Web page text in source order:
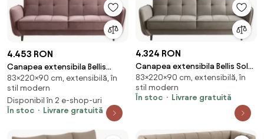
4.453 RON
Canapea extensibila Bellis
Velvetmat 24
83×220×90 cm, extensibilă, în
stil modern
Disponibil în 2 e-shop-uri
În stoc
Livrare gratuită
4.324 RON
Canapea extensibila Bellis Sola
18
83×220×90 cm, extensibilă, în
stil modern
În stoc
Livrare gratuită